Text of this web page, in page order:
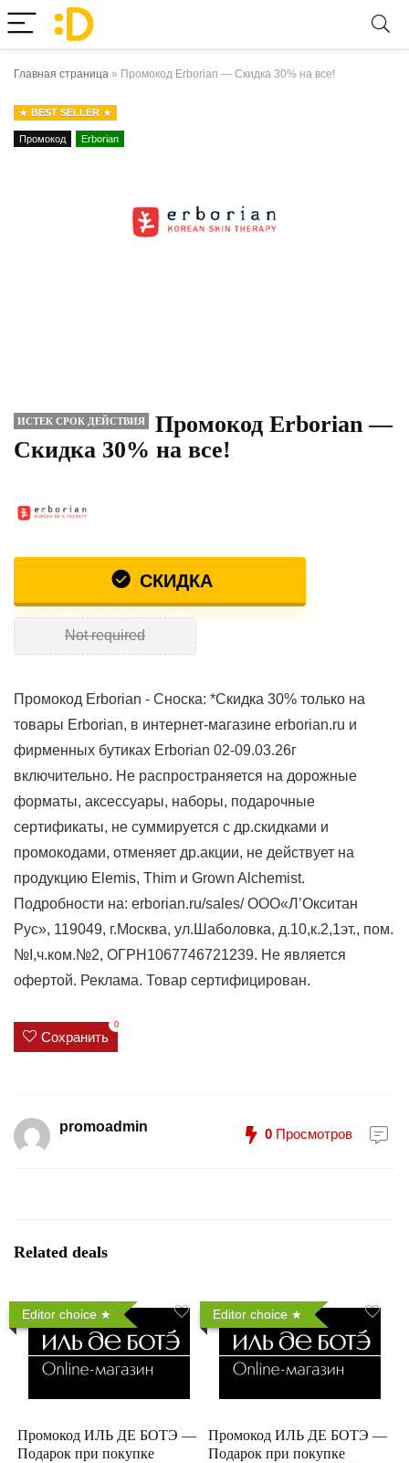
Главная страница » Промокод Erborian — Скидка 30% на все!
BEST SELLER
Промокод Erborian
ИСТЕК СРОК ДЕЙСТВИЯ
Промокод Erborian —
Скидка 30% на все!
СКИДКА
Not required
Промокод Erborian - Сноска: *Скидка 30% только на
товары Erborian, в интернет-магазине erborian.ru и
фирменных бутиках Erborian 02-09.03.26г
включительно. Не распространяется на дорожные
форматы, аксессуары, наборы, подарочные
сертификаты, не суммируется с др.скидками и
промокодами, отменяет др.акции, не действует на
продукцию Elemis, Thim и Grown Alchemist.
Подробности на: erborian.ru/sales/ ООО«Л’Окситан
Рус», 119049, г.Москва, ул.Шаболовка, д.10,к.2,1эт., пом.
№I,ч.ком.№2, ОГРН1067746721239. Не является
офертой. Реклама. Товар сертифицирован.
Сохранить
0
promoadmin 0 Просмотров
Related deals
Editor choice
Промокод ИЛЬ ДЕ БОТЭ —
Подарок при покупке
Editor choice
Промокод ИЛЬ ДЕ БОТЭ —
Подарок при покупке